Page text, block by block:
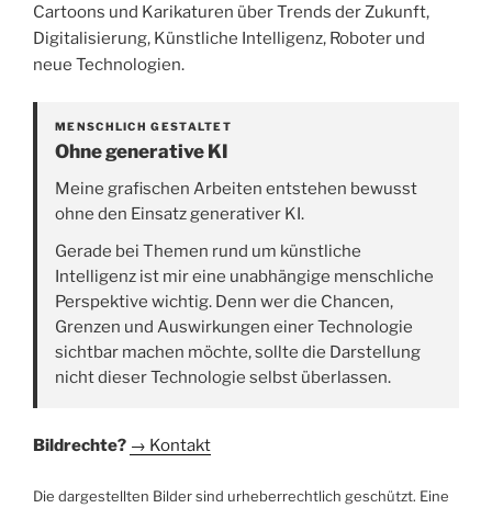
Cartoons und Karikaturen über Trends der Zukunft,
Digitalisierung, Künstliche Intelligenz, Roboter und
neue Technologien.
MENSCHLICH GESTALTET
Ohne generative KI
Meine grafischen Arbeiten entstehen bewusst
ohne den Einsatz generativer KI.
Gerade bei Themen rund um künstliche
Intelligenz ist mir eine unabhängige menschliche
Perspektive wichtig. Denn wer die Chancen,
Grenzen und Auswirkungen einer Technologie
sichtbar machen möchte, sollte die Darstellung
nicht dieser Technologie selbst überlassen.
Bildrechte? → Kontakt
Die dargestellten Bilder sind urheberrechtlich geschützt. Eine